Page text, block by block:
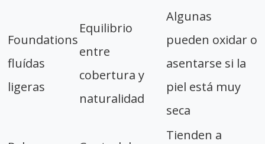
Foundations
fluídas
ligeras
Equilibrio
entre
cobertura y
naturalidad
Algunas
pueden oxidar o
asentarse si la
piel está muy
seca
Tienden a